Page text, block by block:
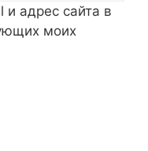
и адрес сайта в
моих